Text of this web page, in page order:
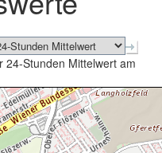
24-Stunden Mittelwert am